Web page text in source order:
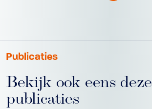
Publicaties
Bekijk ook eens deze
publicaties